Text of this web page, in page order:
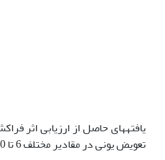
تعویض یونی در مقادیر مختلف 6 تا 18/0